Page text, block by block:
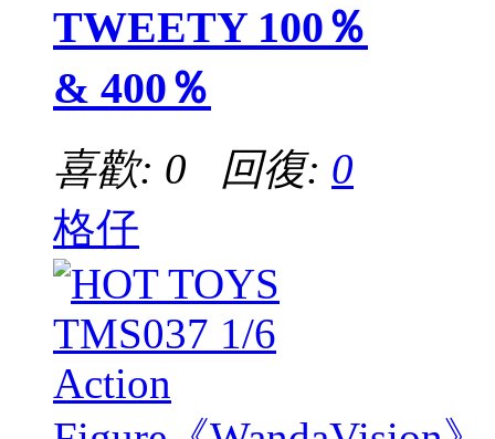
TWEETY 100％
& 400％
喜歡: 0 回復: 0
格仔